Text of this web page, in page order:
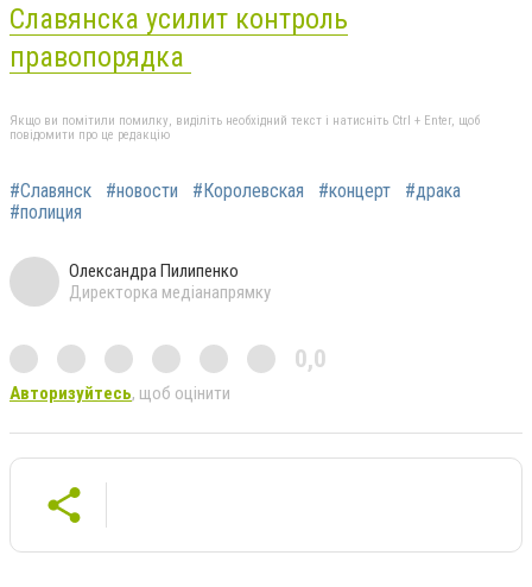
Славянска усилит контроль
правопорядка
Якщо ви помітили помилку, виділіть необхідний текст і натисніть Ctrl + Enter, щоб
повідомити про це редакцію
#Славянск #новости #Королевская #концерт
#драка
#полиция
Олександра Пилипенко
Директорка медіанапрямку
0,0
Авторизуйтесь, щоб оцінити